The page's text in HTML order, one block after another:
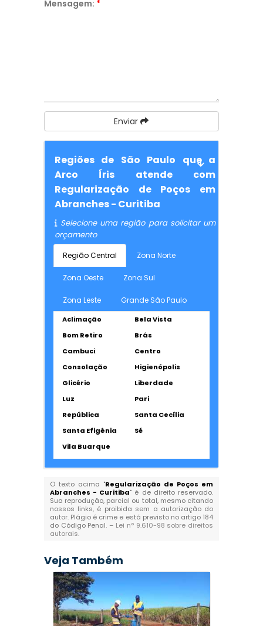
Mensagem: *
Enviar
Regiões de São Paulo que a
Arco Íris atende com
Regularização de Poços em
Abranches - Curitiba
Selecione uma região para solicitar um
orçamento
Região Central Zona Norte
Zona Oeste Zona Sul
Zona Leste Grande São Paulo
Aclimação
Bela Vista
Bom Retiro
Brás
Cambuci
Centro
Consolação
Higienópolis
Glicério
Liberdade
Luz
Pari
República
Santa Cecília
Santa Efigênia
Sé
Vila Buarque
O texto acima "Regularização de Poços em
Abranches - Curitiba" é de direito reservado.
Sua reprodução, parcial ou total, mesmo citando
nossos links, é proibida sem a autorização do
autor. Plágio é crime e está previsto no artigo 184
do Código Penal. – Lei n° 9.610-98 sobre direitos
autorais.
Veja Também